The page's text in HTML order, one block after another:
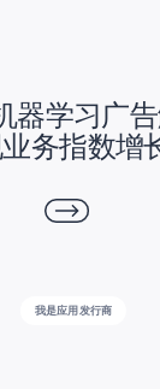
器学习广
务指数增
我是应用发行商